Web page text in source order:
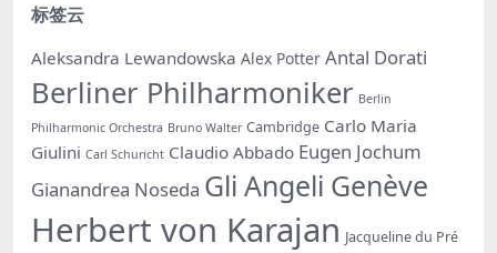
标签云
Aleksandra Lewandowska Alex Potter Antal Dorati
Berliner Philharmoniker Berlin
Philharmonic Orchestra Bruno Walter Cambridge Carlo Maria
Giulini Carl Schuricht Claudio Abbado Eugen Jochum
Gianandrea Noseda Gli Angeli Genève
Herbert von Karajan Jacqueline du Pré